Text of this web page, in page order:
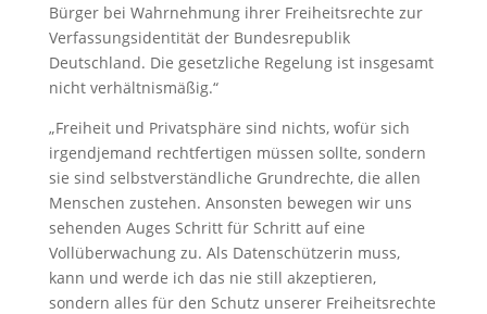
Bürger bei Wahrnehmung ihrer Freiheitsrechte zur
Verfassungsidentität der Bundesrepublik
Deutschland. Die gesetzliche Regelung ist insgesamt
nicht verhältnismäßig.“
„Freiheit und Privatsphäre sind nichts, wofür sich
irgendjemand rechtfertigen müssen sollte, sondern
sie sind selbstverständliche Grundrechte, die allen
Menschen zustehen. Ansonsten bewegen wir uns
sehenden Auges Schritt für Schritt auf eine
Vollüberwachung zu. Als Datenschützerin muss,
kann und werde ich das nie still akzeptieren,
sondern alles für den Schutz unserer Freiheitsrechte